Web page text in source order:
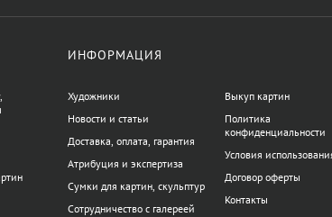
ИНФОРМАЦИЯ
Художники
Новости и статьи
Доставка, оплата, гарантия
Атрибуция и экспертиза
Сумки для картин, скульптур
Сотрудничество с галереей
Выкуп картин
Политика
конфиденциальности
Условия
Договор оферты
Контакты